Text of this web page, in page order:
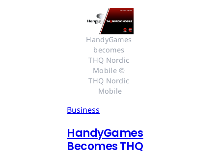
HandyGames
becomes
THQ Nordic
Mobile ©
THQ Nordic
Mobile
Business
HandyGames
Becomes THQ